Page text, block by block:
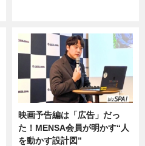
映画予告編は「広告」だっ
た！MENSA会員が明かす“人
を動かす設計図”